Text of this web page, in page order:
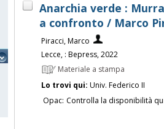
Anarchia verde :
a confronto / Marco
Piracci, Marco
Lecce, : Bepress, 2022
Materiale a stampa
Lo trovi qui: Univ. Federico II
Opac: Controlla la disponibilità